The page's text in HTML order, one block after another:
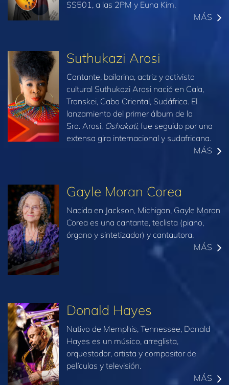
SS501, a las 2PM y Euna Kim.
MÁS
Suthukazi Arosi
Cantante, bailarina, actriz y activista
cultural Suthukazi Arosi nació en Cala,
Transkei, Cabo Oriental, Sudáfrica. El
lanzamiento del primer álbum de la
Sra. Arosi, Oshakati, fue seguido por una
extensa gira internacional y sudafricana.
MÁS
Gayle Moran Corea
Nacida en Jackson, Michigan, Gayle Moran
Corea es una cantante, teclista (piano,
órgano y sintetizador) y cantautora.
MÁS
Donald Hayes
Nativo de Memphis, Tennessee, Donald
Hayes es un músico, arreglista,
orquestador, artista y compositor de
películas y televisión.
MÁS